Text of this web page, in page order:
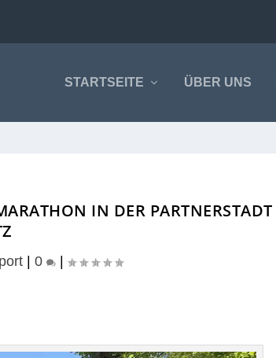
STARTSEITE ÜBER UNS
IN DER PARTNERSTADT
|0 |